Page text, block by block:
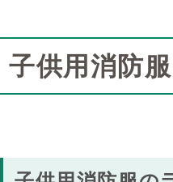
子供用消防